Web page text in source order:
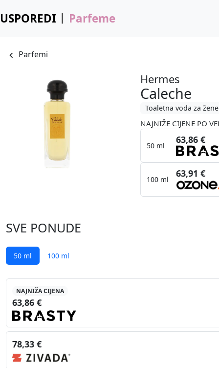
USPOREDI Parfeme
Parfemi
Hermes
Caleche
Toaletna voda za žene
NAJNIŽE CIJENE PO
50 ml
63,86 €
100 ml
63,91 €
SVE PONUDE
50 ml 100 ml
NAJNIŽA CIJENA
63,86 €
78,33 €